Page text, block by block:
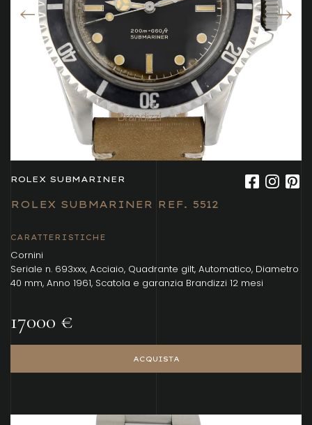
ROLEX SUBMARINER
ROLEX SUBMARINER REF. 5512
CARATTERISTICHE
Cornini
Seriale n. 693xxx, Acciaio, Quadrante gilt, Automatico, Diametro
40 mm, Anno 1961, Scatola e garanzia Brandizzi 12 mesi
17000 €
ACQUISTA